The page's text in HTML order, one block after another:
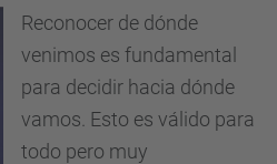
Reconocer de dónde
venimos es fundamental
para decidir hacia dónde
vamos. Esto es válido para
todo pero muy